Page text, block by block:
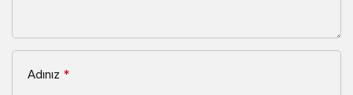
Adınız *